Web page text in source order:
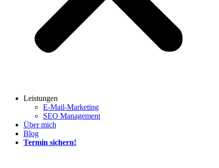
Leistungen
E-Mail-Marketing
SEO Management
Über mich
Blog
Termin sichern!